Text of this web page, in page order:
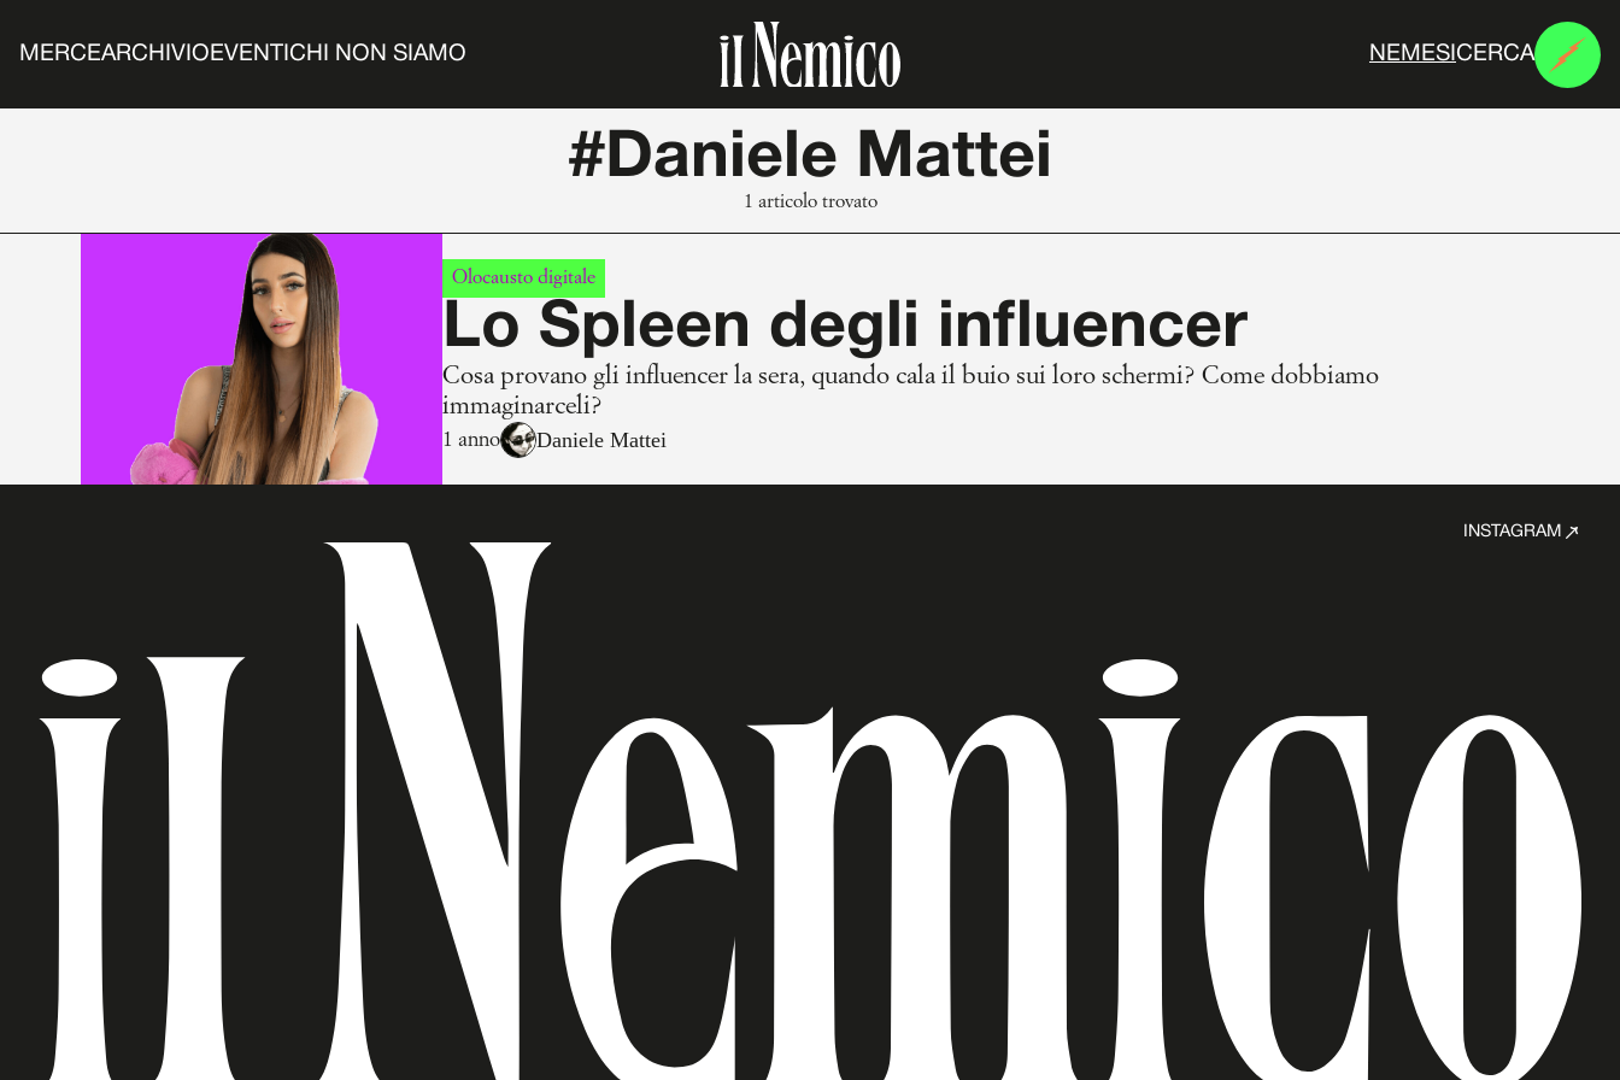
MERCEARCHIVIO EVENTI CHI NON SIAMO N E M ES CERCA
#Daniele Mattei
1 articolo trovato
Olocausto digitale
Lo Spleen degli influencer
Cosa provano gli influencer la sera, quando cala il buio sui loro schermi? Come dobbiamo
immaginarceli?
1 anno Daniele Mattei
INSTAGRAM